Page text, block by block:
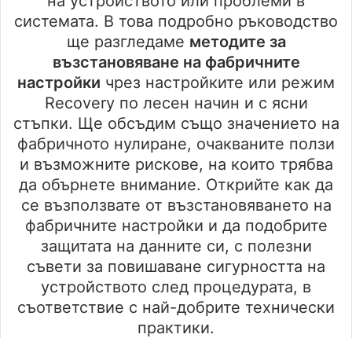
системата. В това подробно ръководство
ще разгледаме методите за
възстановяване на фабричните
настройки чрез настройките или режим
Recovery по лесен начин и с ясни
стъпки. Ще обсъдим също значението на
фабричното нулиране, очакваните ползи
и възможните рискове, на които трябва
да обърнете внимание. Открийте как да
се възползвате от възстановяването на
фабричните настройки и да подобрите
защитата на данните си, с полезни
съвети за повишаване сигурността на
устройството след процедурата, в
съответствие с най-добрите технически
практики.